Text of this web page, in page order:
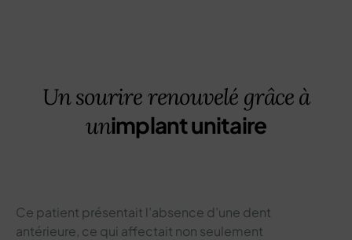
Un sourire renouvelé grâce à
unimplant unitaire
Ce patient présentait l’absence d’une dent
antérieure, ce qui affectait non seulement